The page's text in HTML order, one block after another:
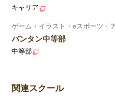
キャリア
ゲーム・イラスト・eスポーツ・
バンタン中等部
中等部
関連スクール